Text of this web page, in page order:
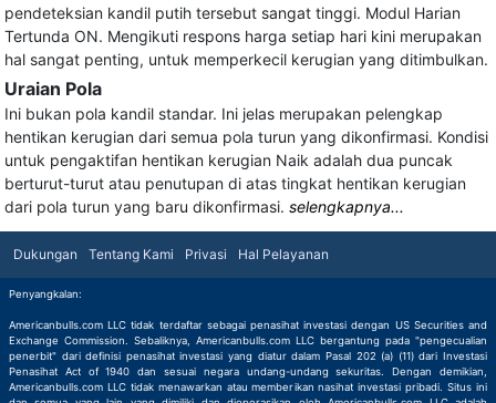
pendeteksian kandil putih tersebut sangat tinggi. Modul Harian
Tertunda ON. Mengikuti respons harga setiap hari kini merupakan
hal sangat penting, untuk memperkecil kerugian yang ditimbulkan.
Uraian Pola
Ini bukan pola kandil standar. Ini jelas merupakan pelengkap
hentikan kerugian dari semua pola turun yang dikonfirmasi. Kondisi
untuk pengaktifan hentikan kerugian Naik adalah dua puncak
berturut-turut atau penutupan di atas tingkat hentikan kerugian
dari pola turun yang baru dikonfirmasi. selengkapnya...
Dukungan Tentang Kami Privasi Hal Pelayanan
Penyangkalan:
Americanbulls.com LLC tidak terdaftar sebagai penasihat investasi dengan US Securities and
Exchange Commission. Sebaliknya, Americanbulls.com LLC bergantung pada "pengecualian
penerbit" dari definisi penasihat investasi yang diatur dalam Pasal 202 (a) (11) dari Investasi
Penasihat Act of 1940 dan sesuai negara undang-undang sekuritas. Dengan demikian,
Americanbulls.com LLC tidak menawarkan atau memberikan nasihat investasi pribadi. Situs ini